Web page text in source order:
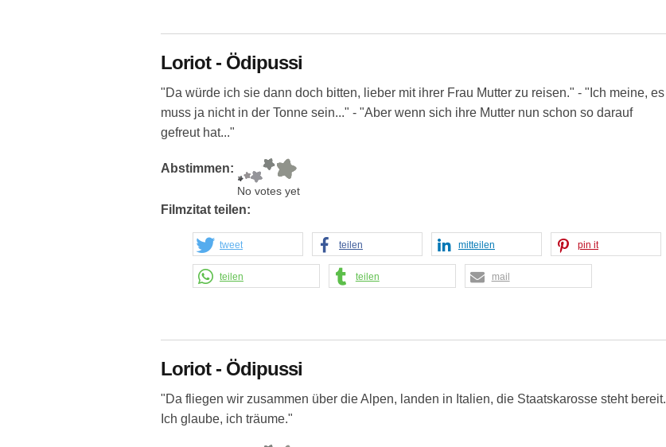
Loriot - Ödipussi
"Da würde ich sie dann doch bitten, lieber mit ihrer Frau Mutter zu reisen." - "Ich meine, es
muss ja nicht in der Tonne sein..." - "Aber wenn sich ihre Mutter nun schon so darauf
gefreut hat..."
Abstimmen:
No votes yet
Filmzitat teilen:
tweet teilen mitteilen pin it
teilen teilen mail
Loriot - Ödipussi
"Da fliegen wir zusammen über die Alpen, landen in Italien, die Staatskarosse steht bereit.
Ich glaube, ich träume."